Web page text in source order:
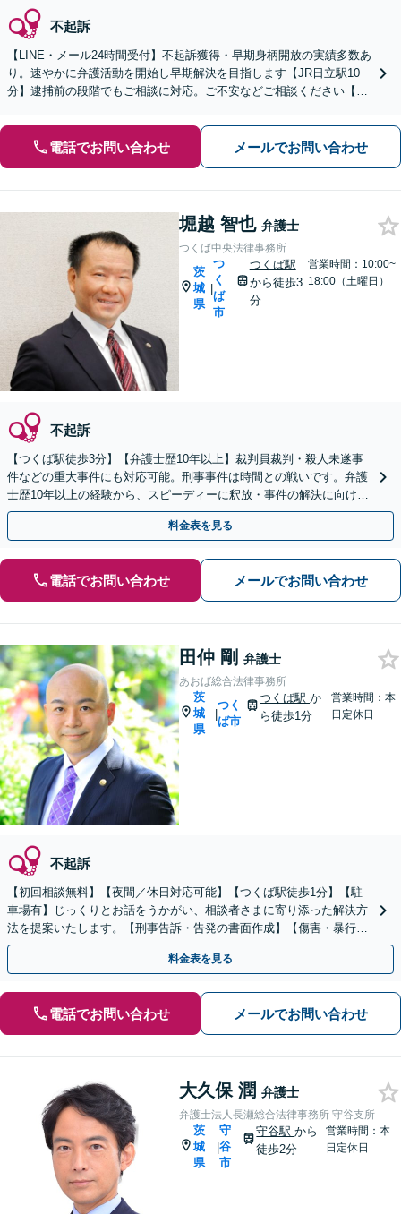
不起訴
【LINE・メール24時間受付】不起訴獲得・早期身柄開放の実績多数あ
り。速やかに弁護活動を開始し早期解決を目指します【JR日立駅10
分】逮捕前の段階でもご相談に対応。ご不安などご相談ください【土
電話でお問い合わせ メールでお問い合わせ
堀越 智也 弁護士
つくば中央法律事務所
茨
城
県
|
つ
く
ば
市
つくば駅
から徒歩3
分
営業時間：10:00~
18:00（土曜日）
不起訴
【つくば駅徒歩3分】【弁護士歴10年以上】裁判員裁判・殺人未遂事
件などの重大事件にも対応可能。刑事事件は時間との戦いです。弁護
士歴10年以上の経験から、スピーディーに釈放・事件の解決に向けて
動きます！【夜間・休日の相談可能】
料金表を見る
電話でお問い合わせ メールでお問い合わせ
田仲 剛 弁護士
あおば総合法律事務所
茨
城
県
|
つく
ば市
つくば駅か
ら徒歩1分
営業時間：本
日定休日
不起訴
【初回相談無料】【夜間／休日対応可能】【つくば駅徒歩1分】【駐
車場有】じっくりとお話をうかがい、相談者さまに寄り添った解決方
法を提案いたします。【刑事告訴・告発の書面作成】【傷害・暴行・
窃盗・詐欺・覚せい剤】【私選・国選弁護人を数多く経験】
料金表を見る
電話でお問い合わせ メールでお問い合わせ
大久保 潤 弁護士
弁護士法人長瀬総合法律事務所 守谷支所
茨
城
県
|
守
谷
市
守谷駅から
徒歩2分
営業時間：本
日定休日